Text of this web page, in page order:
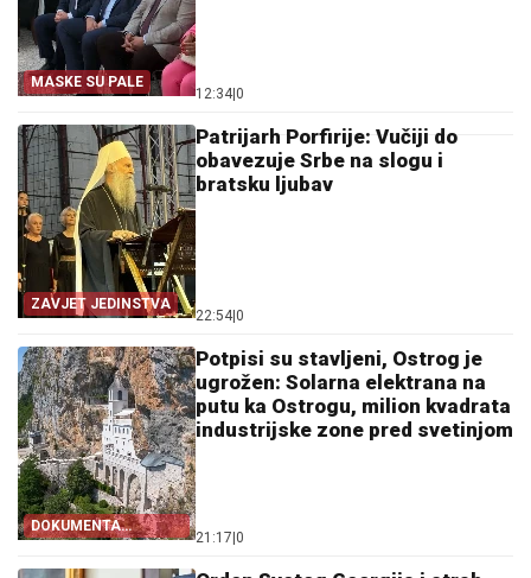
MASKE SU PALE
12:34 0
ZAVJET JEDINSTVA
Patrijarh Porfirije: Vučiji do
obavezuje Srbe na slogu i
bratsku ljubav
22:54 0
DOKUMENTA
OTKRIVAJU
Potpisi su stavljeni, Ostrog je
ugrožen: Solarna elektrana na
putu ka Ostrogu, milion kvadrata
industrijske zone pred svetinjom
21:17 0